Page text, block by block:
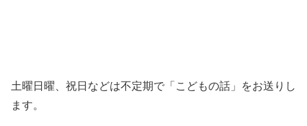
土曜日曜、祝日などは不定期で「こどもの話」をお送りし
ます。